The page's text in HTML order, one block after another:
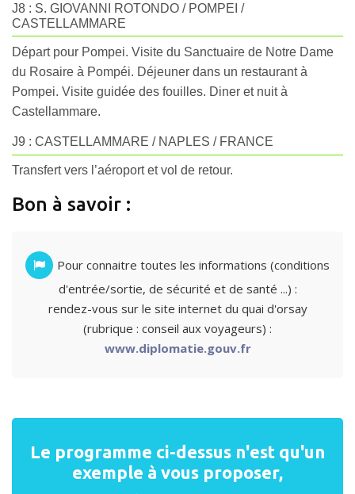
J8 : S. GIOVANNI ROTONDO / POMPEI /
CASTELLAMMARE
Départ pour Pompei. Visite du Sanctuaire de Notre Dame
du Rosaire à Pompéi. Déjeuner dans un restaurant à
Pompei. Visite guidée des fouilles. Diner et nuit à
Castellammare.
J9 : CASTELLAMMARE / NAPLES / FRANCE
Transfert vers l’aéroport et vol de retour.
Bon à savoir :
Pour connaitre toutes les informations (conditions
d'entrée/sortie, de sécurité et de santé ...) :
rendez-vous sur le site internet du quai d'orsay
(rubrique : conseil aux voyageurs) :
www.diplomatie.gouv.fr
Le programme ci-dessus n'est qu'un
exemple à vous proposer,